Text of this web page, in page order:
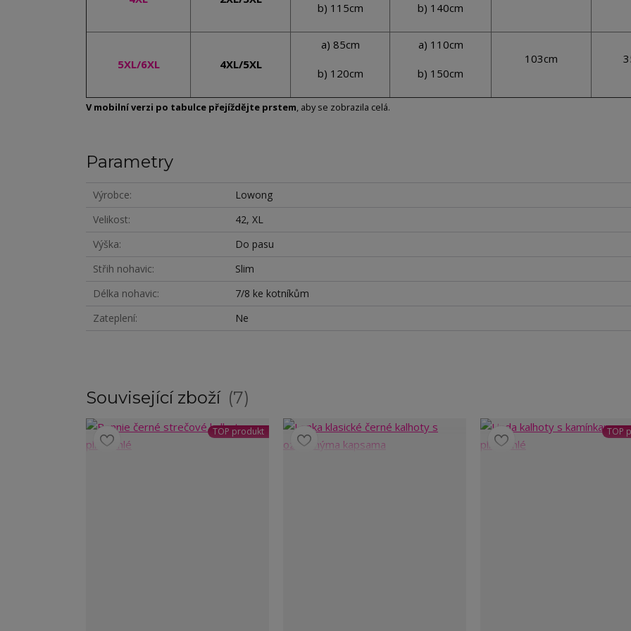
b) 115cm b) 140cm
5XL/6XL 4XL/5XL
a) 85cm
b) 120cm
a) 110cm
b) 150cm
103cm
V mobilní verzi po tabulce přejíždějte prstem, aby se zobrazila celá.
Parametry
Výrobce
Lowong
Velikost
42, XL
Výška
Do pasu
Střih nohavic
Slim
Délka nohavic
7/8 ke kotníkům
Zateplení
Ne
Související zboží 7
TOP produkt TOP